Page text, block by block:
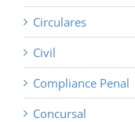
Circulares
Civil
Compliance Penal
Concursal